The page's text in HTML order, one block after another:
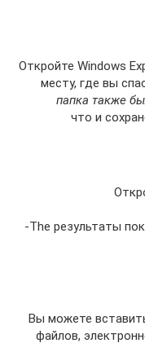
Откройте Windows
месту, где вы
папка также
что и
-The результаты
Вы можете
файлов,